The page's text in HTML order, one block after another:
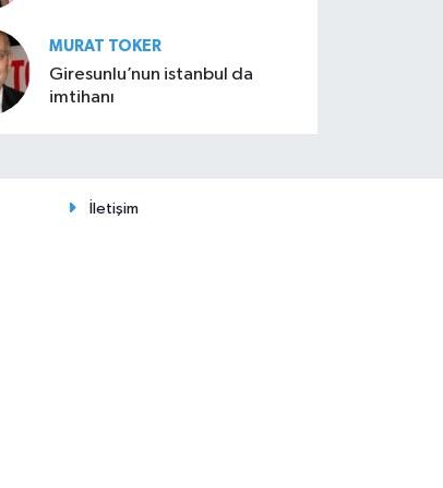
MURAT TOKER
Giresunlu’nun istanbul da
imtihanı
İletişim